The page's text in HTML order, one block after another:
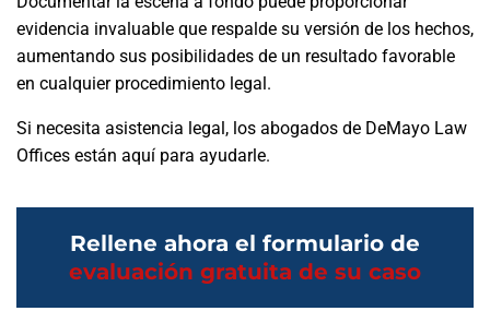
evidencia invaluable que respalde su versión de los hechos,
aumentando sus posibilidades de un resultado favorable
en cualquier procedimiento legal.
Si necesita asistencia legal, los abogados de DeMayo Law
Offices están aquí para ayudarle.
Rellene ahora el formulario de
evaluación gratuita de su caso